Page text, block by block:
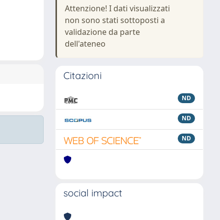
Attenzione! I dati visualizzati
non sono stati sottoposti a
validazione da parte
dell'ateneo
Citazioni
ND
ND
ND
social impact